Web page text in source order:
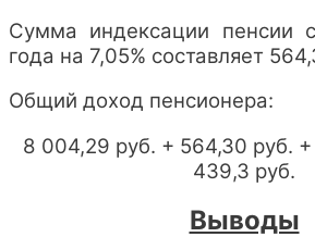
Сумма индексации пенсии
года на 7,05% составляет
Общий доход пенсионера:
8 004,29 руб. + 564,30 руб.
439,3 руб.
Выводы